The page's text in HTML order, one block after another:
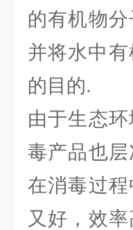
的有机物
并将水中
的目
由于生态
毒产品也
在消毒过
又好，效